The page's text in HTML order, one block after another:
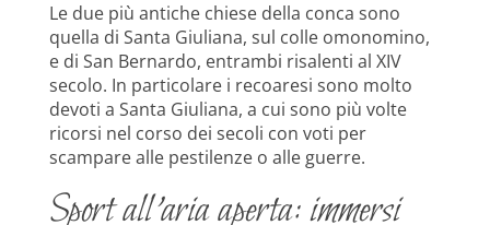
Le due più antiche chiese della conca sono
quella di Santa Giuliana, sul colle omonomino,
e di San Bernardo, entrambi risalenti al XIV
secolo. In particolare i recoaresi sono molto
devoti a Santa Giuliana, a cui sono più volte
ricorsi nel corso dei secoli con voti per
scampare alle pestilenze o alle guerre.
Sport all’aria aperta: immersi